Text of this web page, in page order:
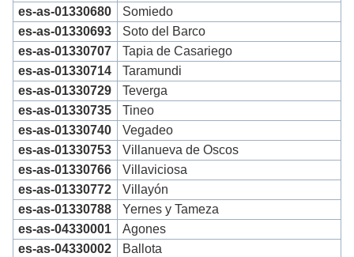
es-as-01330680
Somiedo
es-as-01330693
Soto del Barco
es-as-01330707
Tapia de Casariego
es-as-01330714
Taramundi
es-as-01330729
Teverga
es-as-01330735
Tineo
es-as-01330740
Vegadeo
es-as-01330753
Villanueva de Oscos
es-as-01330766
Villaviciosa
es-as-01330772
Villayón
es-as-01330788
Yernes y Tameza
es-as-04330001
Agones
es-as-04330002
Ballota